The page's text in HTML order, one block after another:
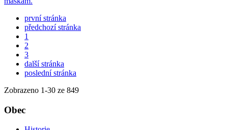
první stránka
předchozí stránka
1
2
3
další stránka
poslední stránka
Zobrazeno 1-30 ze 849
Obec